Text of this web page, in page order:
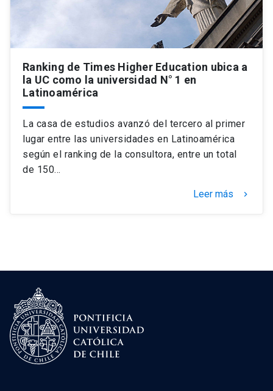
Ranking de Times Higher Education ubica a
la UC como la universidad N° 1 en
Latinoamérica
La casa de estudios avanzó del tercero al primer
lugar entre las universidades en Latinoamérica
según el ranking de la consultora, entre un total
de 150…
Leer más keyboard_arrow_right